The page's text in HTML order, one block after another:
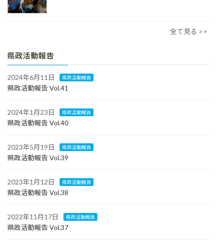
全て見る >>
県政活動報告
2024年6月11日 県政活動報告
県政活動報告 Vol.41
2024年1月23日 県政活動報告
県政活動報告 Vol.40
2023年5月19日 県政活動報告
県政活動報告 Vol.39
2023年1月12日 県政活動報告
県政活動報告 Vol.38
2022年11月17日 県政活動報告
県政活動報告 Vol.37